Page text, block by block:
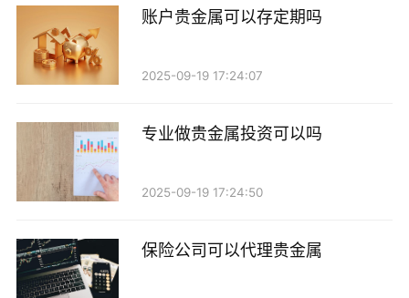
定期存款是指将资金存入银行，并在约定的期限内
不取出，以获取相应的利息。传统的定期存款通常以现
金为基础，而账户贵金属则是以贵金属为基础的投资方
答案是：部分金融机构提供贵金属定期存款服务，
贵金属定期存款通常会要求客户在一定期限内将贵金属
存入账户，并在到期后获取一定的收益。这种收益可能
账户贵金属可以存定期吗
2025-09-19 17:24:07
专业做贵金属投资可以吗
2025-09-19 17:24:50
保险公司可以代理贵金属